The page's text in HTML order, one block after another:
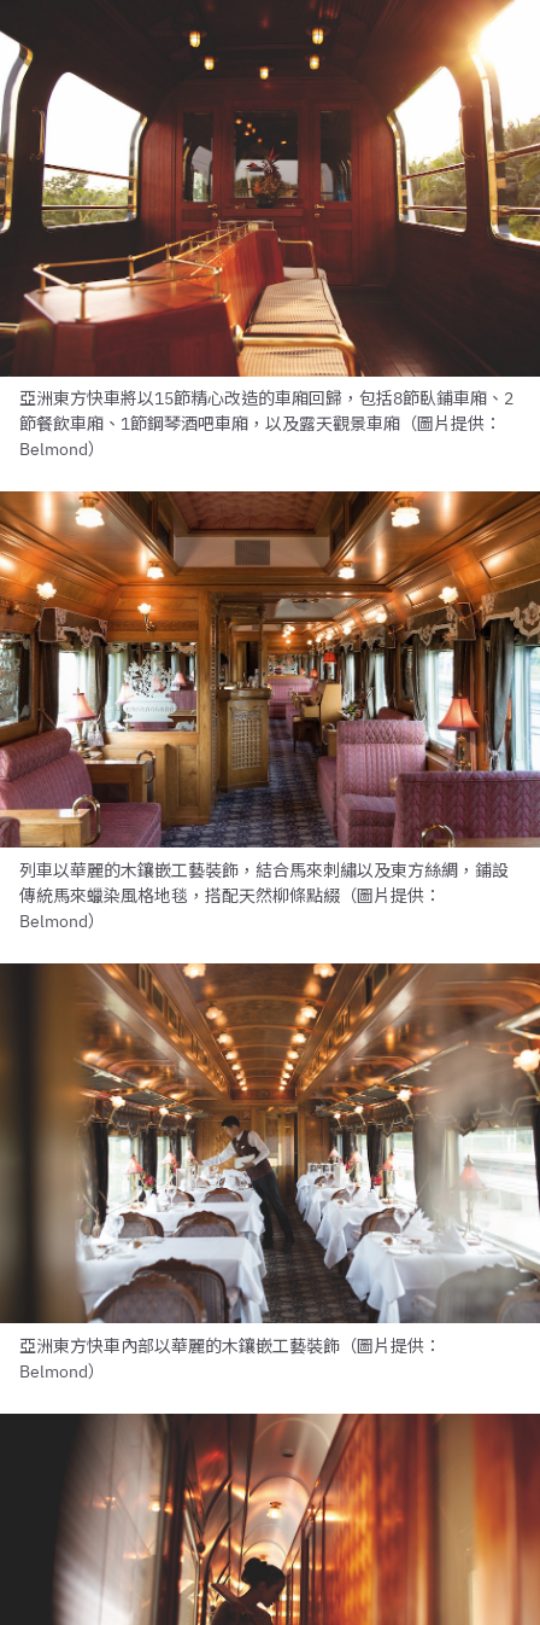
亞洲東方快車將以15節精心改造的車廂回歸，包括8節臥鋪車廂、2
節餐飲車廂、1節鋼琴酒吧車廂，以及露天觀景車廂（圖片提供：
Belmond）
列車以華麗的木鑲嵌工藝裝飾，結合馬來刺繡以及東方絲綢，鋪設
傳統馬來蠟染風格地毯，搭配天然柳條點綴（圖片提供：
Belmond）
亞洲東方快車內部以華麗的木鑲嵌工藝裝飾（圖片提供：
Belmond）